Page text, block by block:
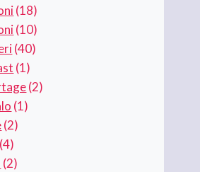
(18)
(10)
(40)
(1)
(2)
(1)
(2)
(4)
(2)